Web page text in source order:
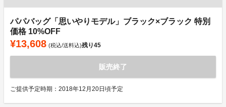
パパバッグ「思いやりモデル」ブラック×ブラック 特別
価格 10%OFF
¥13,608 (税込/送料込)残り45
販売終了
ご提供予定時期：2018年12月20日頃予定